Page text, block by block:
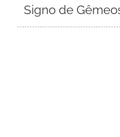
Signo de